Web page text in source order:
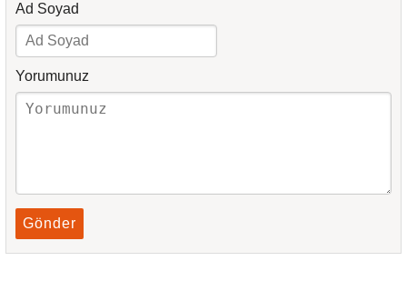
Ad Soyad
Yorumunuz
Gönder